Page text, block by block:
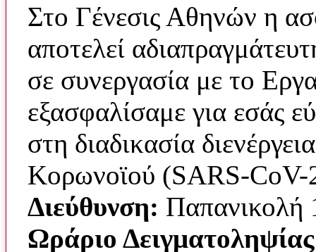
Στο Γένεσις Αθηνών η
αποτελεί
σε συνεργασία με το
εξασφαλίσαμε για εσάς
στη διαδικασία
Κορωνοϊού (SARS-CoV-
Διεύθυνση: Παπανικολή
Ωράριο